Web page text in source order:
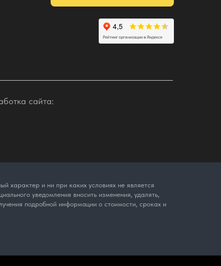
сайта:
характер и ни при каких условиях не является
уведомления вносить изменения, удалять,
подробной информации о стоимости, сроках и